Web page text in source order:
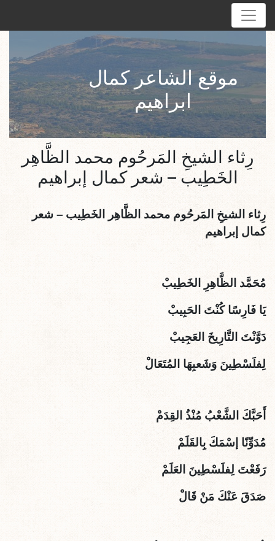
موقع الشاعر كمال
ابراهيم
رِثاء الشيخِ المَرحُوم محمد الظَّاهِر
الخَطِيب – شعر كمال إبراهيم
رِثاء الشيخِ المَرحُوم محمد الظَّاهِر الخَطِيب – شعر
كمال إبراهيم
مُحَمَّد الظَّاهِرِ الخَطِيبْ
يَا فَارِسًا كُنْتَ الحَبِيبْ
دَوَّنْتَ التَّارِيخَ العَجِيبْ
لِفلَسْطِينَ وَشَعبِهَا المُتَعَالْ
أَحَبَّكَ الشَّعْبُ مُنْذُ القِدَمْ
مُدَوِّنًا إسْمَكَ بِِالقَلَمْ
رَفَعْتَ لِفلَسْطِينَ العَلَمْ
صَدَقَ عَنْكَ مَنْ قَالْ